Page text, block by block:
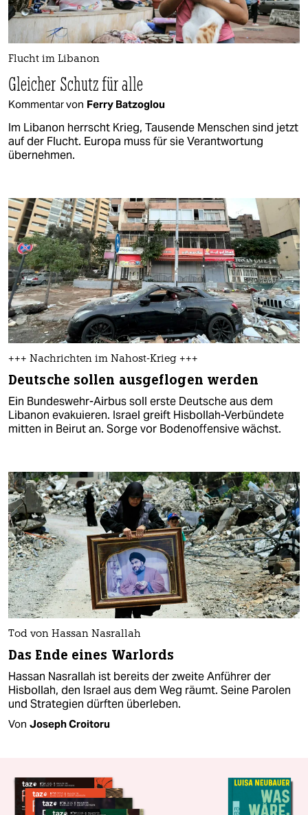
Flucht im Libanon
Gleicher Schutz für alle
Kommentar von Ferry Batzoglou
Im Libanon herrscht Krieg, Tausende Menschen sind jetzt
auf der Flucht. Europa muss für sie Verantwortung
übernehmen.
+++ Nachrichten im Nahost-Krieg +++
Deutsche sollen ausgeflogen werden
Ein Bundeswehr-Airbus soll erste Deutsche aus dem
Libanon evakuieren. Israel greift Hisbollah-Verbündete
mitten in Beirut an. Sorge vor Bodenoffensive wächst.
Tod von Hassan Nasrallah
Das Ende eines Warlords
Hassan Nasrallah ist bereits der zweite Anführer der
Hisbollah, den Israel aus dem Weg räumt. Seine Parolen
und Strategien dürften überleben.
Von Joseph Croitoru